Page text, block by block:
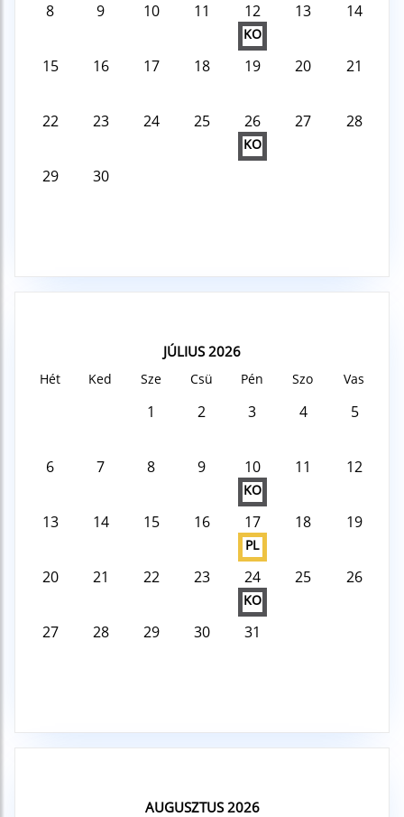
8 9 10 11 12
KO
13 14
15 16 17 18 19 20 21
22 23 24 25 26
KO
27 28
29 30
JÚLIUS 2026
Hét Ked Sze Csü Pén Szo Vas
1 2 3 4 5
6 7 8 9 10
KO
11 12
13 14 15 16 17
PL
18 19
20 21 22 23 24
KO
25 26
27 28 29 30 31
AUGUSZTUS 2026